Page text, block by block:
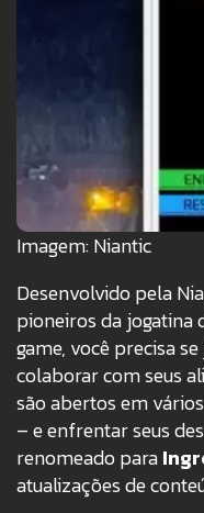
Imagem: Niantic
Desenvolvido pela
pioneiros da jogatina
game, você precisa
colaborar com seus
são abertos em
– e enfrentar seus
renomeado para
atualizações de